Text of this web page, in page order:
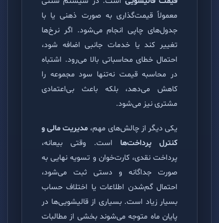
معمولاً قیمت‌گذاری به صورت ذهنی یا با
جدول‌های چاپی انجام می‌شود. اگر نرخ‌ها
تغییر کند یا خدمات جانبی اضافه شود،
احتمال خطای محاسباتی بالا می‌رود. اشتباه
در محاسبه قیمت نه‌تنها سود مجموعه را
کاهش می‌دهد، بلکه باعث بی‌اعتمادی
مشتری نیز می‌شود.
یکی دیگر از چالش‌های مهم، مدیریت مالی و
کنترل پرداخت‌ها است. وقتی بیعانه،
پرداخت نقدی، کارت‌خوان و تسویه نهایی به
صورت جداگانه و دستی ثبت می‌شود،
احتمال گم‌شدن اطلاعات یا اختلاف حساب
بسیار زیاد است. بسیاری از قالیشویی‌ها در
پایان ماه متوجه می‌شوند بخشی از مطالبات